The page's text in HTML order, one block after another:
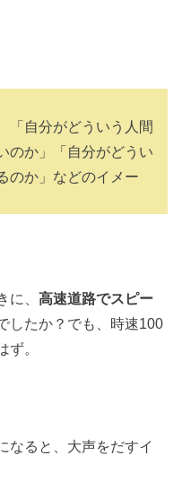
。「自分がどういう人間
のか」「自分がどうい
のか」などのイメー
に、高速道路でスピー
したか？でも、時速100
ず。
なると、大声をだすイ